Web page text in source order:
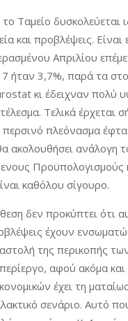
το Ταμείο δυσκολεύεται
και προβλέψεις. Είναι
Απριλίου
ήταν 3,7%, παρά τα
κι έδειχναν πολύ
Τελικά έρχεται
περσινό πλεόνασμα
ακολουθήσει ανάλογη
Προϋπολογισμούς
καθόλου σίγουρο.
δεν προκύπτει ότι
έχουν
της περικοπής
αφού ακόμα
έχει τη
σενάριο. Αυτό